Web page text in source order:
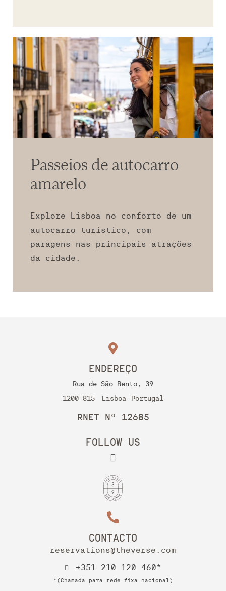
Passeios de autocarro
amarelo
Explore Lisboa no conforto de um
autocarro turístico, com
paragens nas principais atrações
da cidade.
ENDEREÇO
Rua de São Bento, 39
1200-815 Lisboa Portugal
RNET Nº 12685
FOLLOW US
CONTACTO
reservations@theverse.com
+351 210 120 460*
*(Chamada para rede fixa nacional)